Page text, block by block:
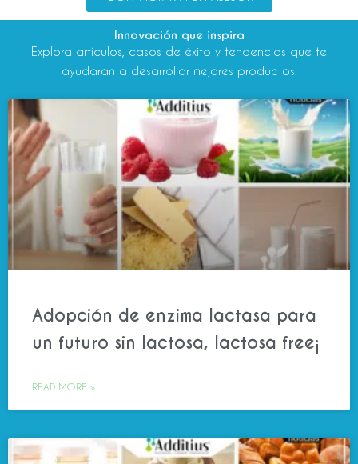
Innovación que inspira
Explora artículos, casos de éxito y tendencias que te
ayudaran a desarrollar mejores productos.
Adopción de enzima lactasa para
un futuro sin lactosa, lactosa free¡
READ MORE »